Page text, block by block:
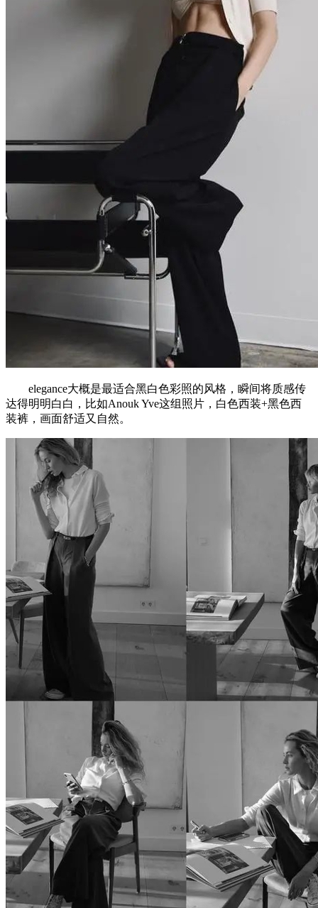
elegance大概是最适合黑白色彩照的风格，瞬间将质感传
达得明明白白，比如Anouk Yve这组照片，白色西装+黑色西
装裤，画面舒适又自然。